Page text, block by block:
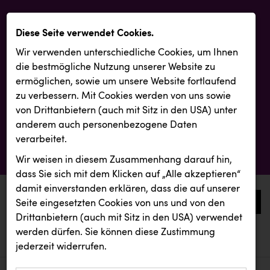
0
aktuelle aussendungen
aktuelle aussendungen
Diese Seite verwendet Cookies.
Wir verwenden unterschiedliche Cookies, um Ihnen
die best­mögliche Nutzung unserer Website zu
ermöglichen, sowie um unsere Website fortlaufend
zu verbessern. Mit Cookies werden von uns sowie
von Drittanbietern (auch mit Sitz in den USA) unter
anderem auch personenbezogene Daten
verarbeitet.
Wir weisen in diesem Zusammenhang darauf hin,
dass Sie sich mit dem Klicken auf „Alle akzeptieren“
damit ein­ver­standen erklären, dass die auf unserer
Seite eingesetzten Cookies von uns und von den
Drittanbietern (auch mit Sitz in den USA) verwendet
werden dürfen. Sie können diese Zustimmung
jederzeit widerrufen.